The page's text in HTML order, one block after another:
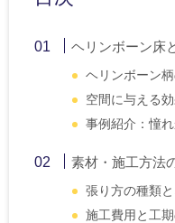
ヘリンボーン床
ヘリンボーン
空間に与える
事例紹介：憧
素材・施工方法
張り方の種類
施工費用と工